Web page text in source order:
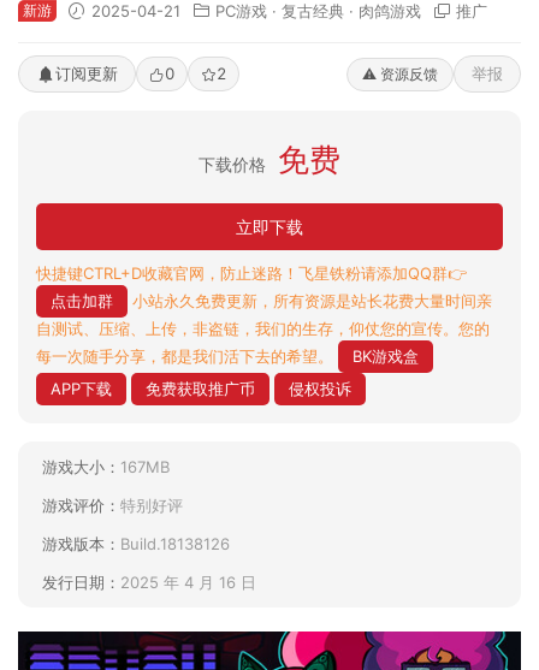
新游 2025-04-21 PC游戏 · 复古经典 · 肉鸽游戏 推广
订阅更新 0 2 ⚠️ 资源反馈 举报
下载价格 免费
立即下载
快捷键CTRL+D收藏官网，防止迷路！飞星铁粉请添加QQ群👉
点击加群
小站永久免费更新，所有资源是站长花费大量时间亲
自测试、压缩、上传，非盗链，我们的生存，仰仗您的宣传。您的
每一次随手分享，都是我们活下去的希望。
BK游戏盒
APP下载
免费获取推广币 侵权投诉
游戏大小： 167MB
游戏评价： 特别好评
游戏版本： Build.18138126
发行日期： 2025 年 4 月 16 日